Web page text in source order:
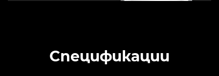
Спецификации